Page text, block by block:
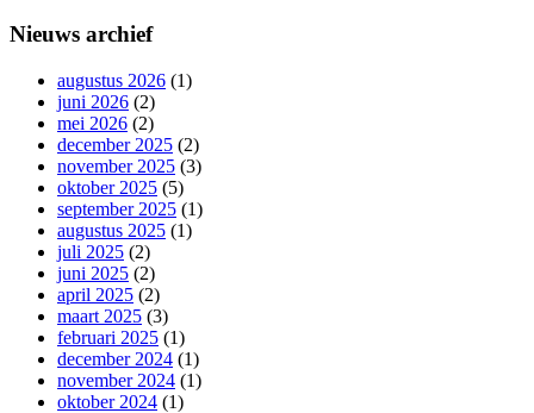
Nieuws archief
augustus 2026 (1)
juni 2026 (2)
mei 2026 (2)
december 2025 (2)
november 2025 (3)
oktober 2025 (5)
september 2025 (1)
augustus 2025 (1)
juli 2025 (2)
juni 2025 (2)
april 2025 (2)
maart 2025 (3)
februari 2025 (1)
december 2024 (1)
november 2024 (1)
oktober 2024 (1)